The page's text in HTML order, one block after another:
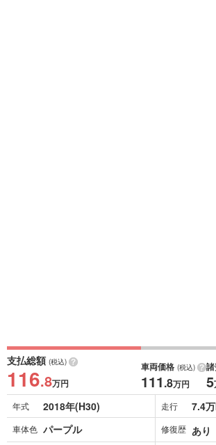
支払総額 (税込)
116.8万円
車両価格 (税込)
111.8万円 5
年式 2018年(H30) 走行 7.4
車体色 パープル 修復歴 あり